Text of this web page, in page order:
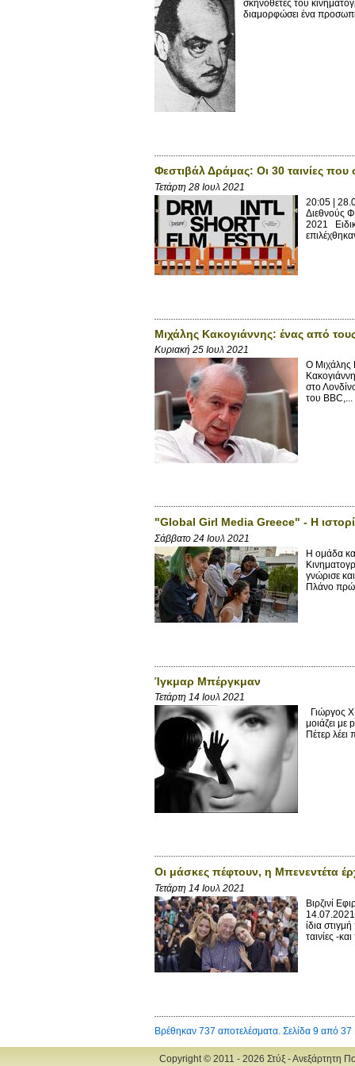
σκηνοθέτες του
διαμορφώσει ένα
Φεστιβάλ Δράμας: Οι 30 ταινίες που
Τετάρτη 28 Ιουλ 2021
20:05 |
Διεθνούς
2021
Μιχάλης Κακογιάννης: ένας από
Κυριακή 25 Ιουλ 2021
Ο Μιχάλης
στο
του BBC,...
"Global Girl Media Greece" - Η
Σάββατο 24 Ιουλ 2021
Η ομάδα
γνώρισε
Πλάνο
Ίγκμαρ Μπέργκμαν
Τετάρτη 14 Ιουλ 2021
Γιώργος
μοιάζει
Πέτερ λέει
Οι μάσκες πέφτουν, η Μπενεντέτα
Τετάρτη 14 Ιουλ 2021
Βιρζινί
ίδια
ταινίες -
Βρέθηκαν 737 αποτελέσματα. Σελίδα 9 από 37
Copyright © 2011 - 2026 Στύξ - Ανεξάρτητη